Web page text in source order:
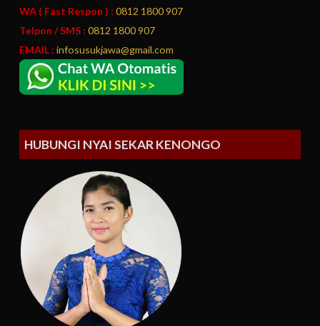
WA ( Fast Respon ) : 0812 1800 907
Telpon / SMS : 0812 1800 907
EMAIL : infosusukjawa@gmail.com
HUBUNGI NYAI SEKAR KENONGO